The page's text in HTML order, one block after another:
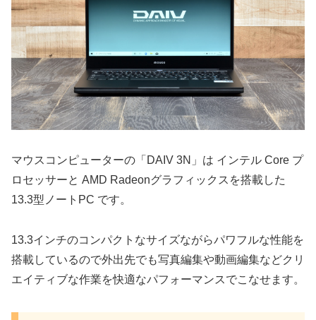
マウスコンピューターの「DAIV 3N」は インテル Core プ
ロセッサーと AMD Radeonグラフィックスを搭載した
13.3型ノートPC です。
13.3インチのコンパクトなサイズながらパワフルな性能を
搭載しているので外出先でも写真編集や動画編集などクリ
エイティブな作業を快適なパフォーマンスでこなせます。